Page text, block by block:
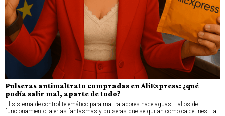
Pulseras antimaltrato compradas en AliExpress: ¿qué
podía salir mal, aparte de todo?
El sistema de control telemático para maltratadores hace aguas. Fallos de
funcionamiento, alertas fantasmas y pulseras que se quitan como calcetines. La